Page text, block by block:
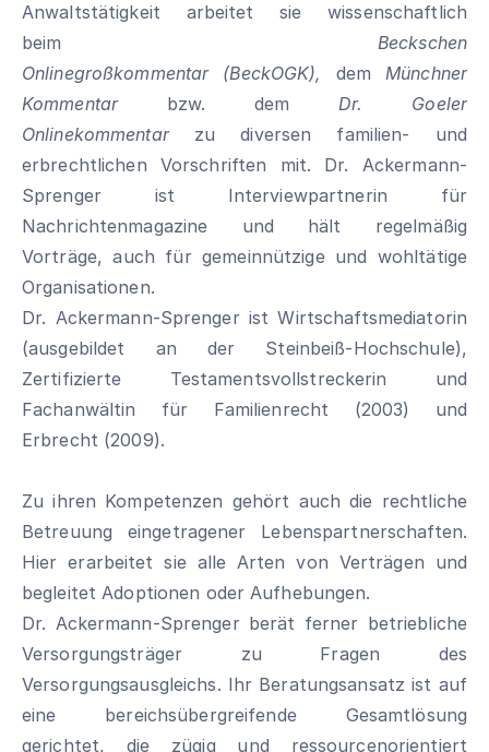
Anwaltstätigkeit arbeitet sie wissenschaftlich
beim Beckschen
Onlinegroßkommentar
(BeckOGK), dem Münchner
Kommentarbzw. demDr. Goeler
Onlinekommentarzu diversen familien- und
erbrechtlichen Vorschriften mit. Dr. Ackermann-
Sprenger ist Interviewpartnerin für
Nachrichtenmagazine und hält regelmäßig
Vorträge, auch für gemeinnützige und wohltätige
Organisationen.
Dr. Ackermann-Sprenger ist Wirtschaftsmediatorin
(ausgebildet an der Steinbeiß-Hochschule),
Zertifizierte Testamentsvollstreckerin und
Fachanwältin für Familienrecht (2003) und
Erbrecht (2009).
Zu ihren Kompetenzen gehört auch die rechtliche
Betreuung eingetragener Lebenspartnerschaften.
Hier erarbeitet sie alle Arten von Verträgen und
begleitet Adoptionen oder Aufhebungen.
Dr. Ackermann-Sprenger berät ferner betriebliche
Versorgungsträger zu Fragen des
Versorgungsausgleichs. Ihr Beratungsansatz ist auf
eine bereichsübergreifende Gesamtlösung
gerichtet, die zügig und ressourcenorientiert